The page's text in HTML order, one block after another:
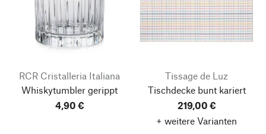
RCR Cristalleria Italiana
Whiskytumbler gerippt
4,90 €
Tissage de Luz
Tischdecke bunt kariert
219,00 €
+ weitere Varianten